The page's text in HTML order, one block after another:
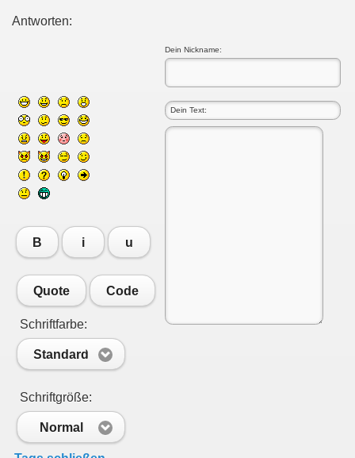
Antworten:
Dein Nickname:
B i u
Quote Code
Schriftfarbe:
Standard
Schriftgröße:
Normal